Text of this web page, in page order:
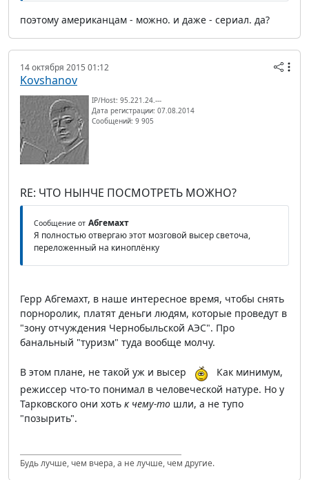
поэтому американцам - можно. и даже - сериал. да?
14 октября 2015 01:12
Kovshanov
IP/Host: 95.221.24.---
Дата регистрации: 07.08.2014
Сообщений: 9 905
RE: ЧТО НЫНЧЕ ПОСМОТРЕТЬ МОЖНО?
Сообщение от Абгемахт
Я полностью отвергаю этот мозговой высер светоча,
переложенный на киноплёнку
Герр Абгемахт, в наше интересное время, чтобы снять
порноролик, платят деньги людям, которые проведут в
"зону отчуждения Чернобыльской АЭС". Про
банальный "туризм" туда вообще молчу.
В этом плане, не такой уж и высер
Как минимум,
режиссер что-то понимал в человеческой натуре. Но у
Тарковского они хоть к чему-то шли, а не тупо
"позырить".
Будь лучше, чем вчера, а не лучше, чем другие.